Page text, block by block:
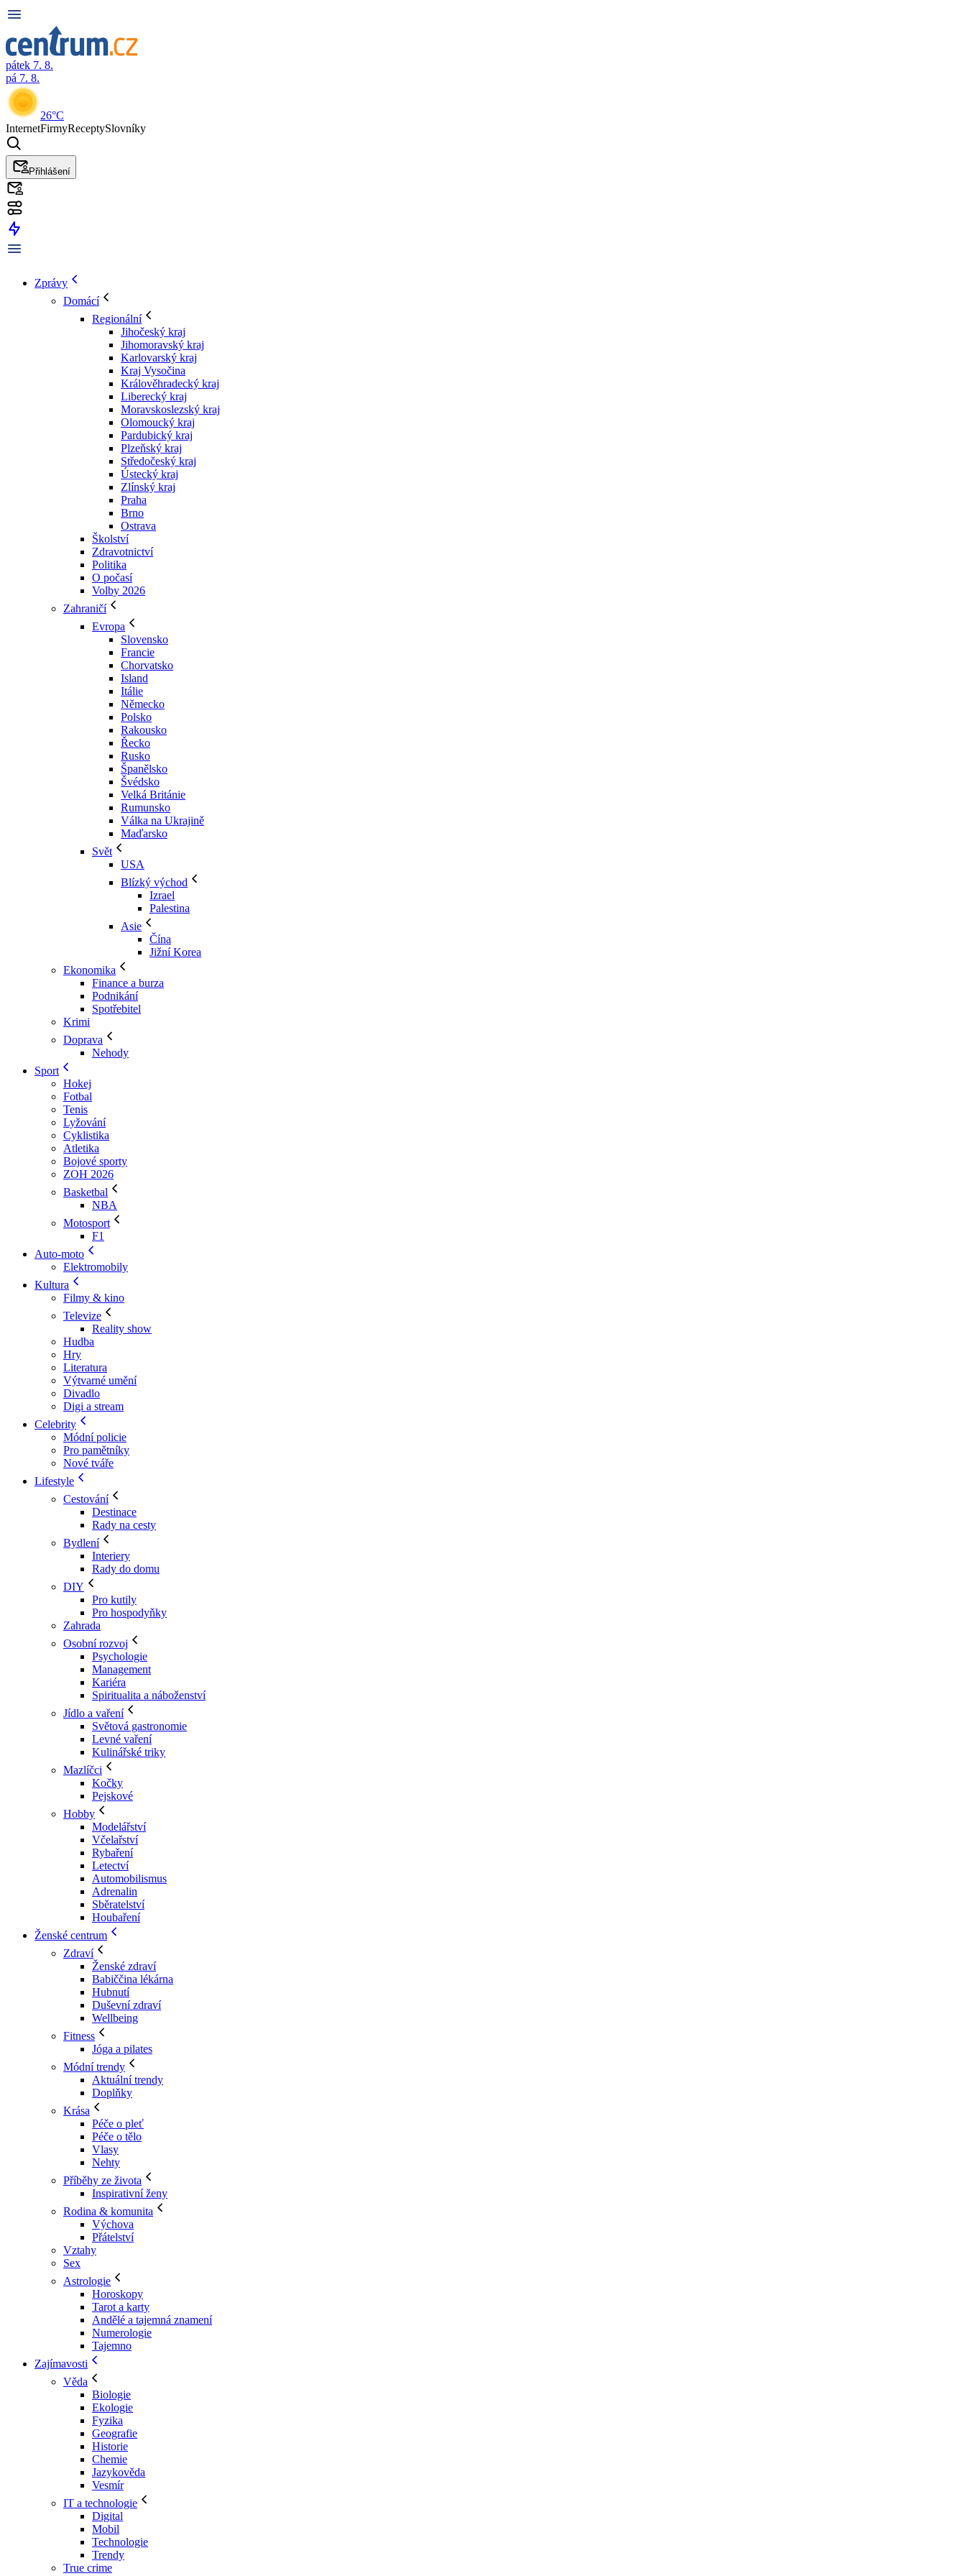
pátek 7. 8.
pá 7. 8.
26°C
InternetFirmyReceptySlovníky
Přihlášení
Zprávy
Domácí
Regionální
Jihočeský kraj
Jihomoravský kraj
Karlovarský kraj
Kraj Vysočina
Králověhradecký kraj
Liberecký kraj
Moravskoslezský kraj
Olomoucký kraj
Pardubický kraj
Plzeňský kraj
Středočeský kraj
Ústecký kraj
Zlínský kraj
Praha
Brno
Ostrava
Školství
Zdravotnictví
Politika
O počasí
Volby 2026
Zahraničí
Evropa
Slovensko
Francie
Chorvatsko
Island
Itálie
Německo
Polsko
Rakousko
Řecko
Rusko
Španělsko
Švédsko
Velká Británie
Rumunsko
Válka na Ukrajině
Maďarsko
Svět
USA
Blízký východ
Izrael
Palestina
Asie
Čína
Jižní Korea
Ekonomika
Finance a burza
Podnikání
Spotřebitel
Krimi
Doprava
Nehody
Sport
Hokej
Fotbal
Tenis
Lyžování
Cyklistika
Atletika
Bojové sporty
ZOH 2026
Basketbal
NBA
Motosport
F1
Auto-moto
Elektromobily
Kultura
Filmy & kino
Televize
Reality show
Hudba
Hry
Literatura
Výtvarné umění
Divadlo
Digi a stream
Celebrity
Módní policie
Pro pamětníky
Nové tváře
Lifestyle
Cestování
Destinace
Rady na cesty
Bydlení
Interiery
Rady do domu
DIY
Pro kutily
Pro hospodyňky
Zahrada
Osobní rozvoj
Psychologie
Management
Kariéra
Spiritualita a náboženství
Jídlo a vaření
Světová gastronomie
Levné vaření
Kulinářské triky
Mazlíčci
Kočky
Pejskové
Hobby
Modelářství
Včelařství
Rybaření
Letectví
Automobilismus
Adrenalin
Sběratelství
Houbaření
Ženské centrum
Zdraví
Ženské zdraví
Babiččina lékárna
Hubnutí
Duševní zdraví
Wellbeing
Fitness
Jóga a pilates
Módní trendy
Aktuální trendy
Doplňky
Krása
Péče o pleť
Péče o tělo
Vlasy
Nehty
Příběhy ze života
Inspirativní ženy
Rodina & komunita
Výchova
Přátelství
Vztahy
Sex
Astrologie
Horoskopy
Tarot a karty
Andělé a tajemná znamení
Numerologie
Tajemno
Zajímavosti
Věda
Biologie
Ekologie
Fyzika
Geografie
Historie
Chemie
Jazykověda
Vesmír
IT a technologie
Digital
Mobil
Technologie
Trendy
True crime